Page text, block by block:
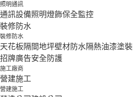
照明通訊
通訊設備照明燈飾保全監控
裝修防水
裝修防水
天花板隔間地坪壁材防水隔熱油漆塗裝
招牌廣告安全防護
施工廠商
營建施工
營建施工